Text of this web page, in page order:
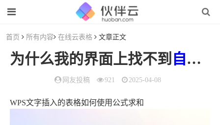
首页 所有内容 在线云表格 文章正文
为什么我的界面上找不到 自动
网友投稿 921 2025-04-08
WPS文字插入的表格如何使用公式求和